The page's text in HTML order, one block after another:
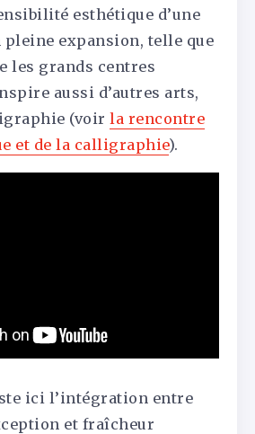
esthétique d’une
expansion, telle que
les grands centres
aussi d’autres arts,
(voir la rencontre
et de la calligraphie).
ici l’intégration entre
et fraîcheur